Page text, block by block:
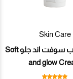
Skin Care
كريم مرطب سوفت اند جلو Soft
and glow